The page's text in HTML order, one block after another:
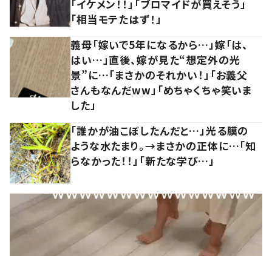
「イケメン！！」「ブロマイドが買えそう」
「相当モテたはず！」
義母「嫁いで5年になるから…」嫁「は、
はい…」直後、嫁が見た“想定外の光
景”に…「まさかのそれかい！」「お義父
さんもなんだww」「めちゃくちゃ笑いま
した」
「誰かが油こぼしたんだと…」光る膜の
ような水たまり。→まさかの正体に…「知
らなかった！！」「新たな学び…」